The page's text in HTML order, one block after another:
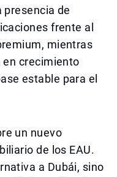
presencia de
frente al
mientras
en crecimiento
estable para el
un nuevo
de los EAU.
a Dubái, sino